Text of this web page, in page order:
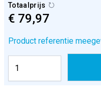
Totaalprijs
€ 79,97
Product referentie